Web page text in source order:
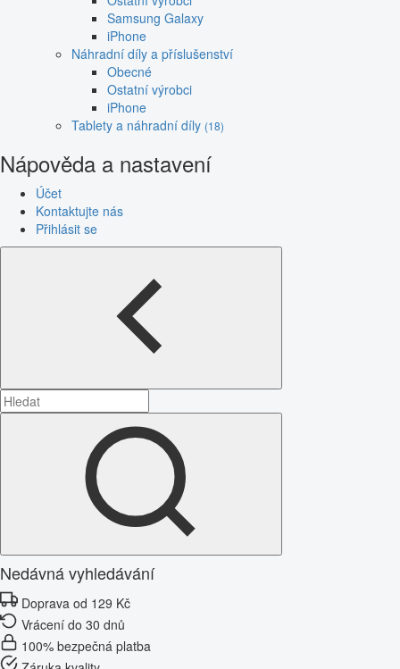
Samsung Galaxy
iPhone
Náhradní díly a příslušenství
Obecné
Ostatní výrobci
iPhone
Tablety a náhradní díly (18)
Nápověda a nastavení
Účet
Kontaktujte nás
Přihlásit se
Nedávná vyhledávání
Doprava od 129 Kč
Vrácení do 30 dnů
100% bezpečná platba